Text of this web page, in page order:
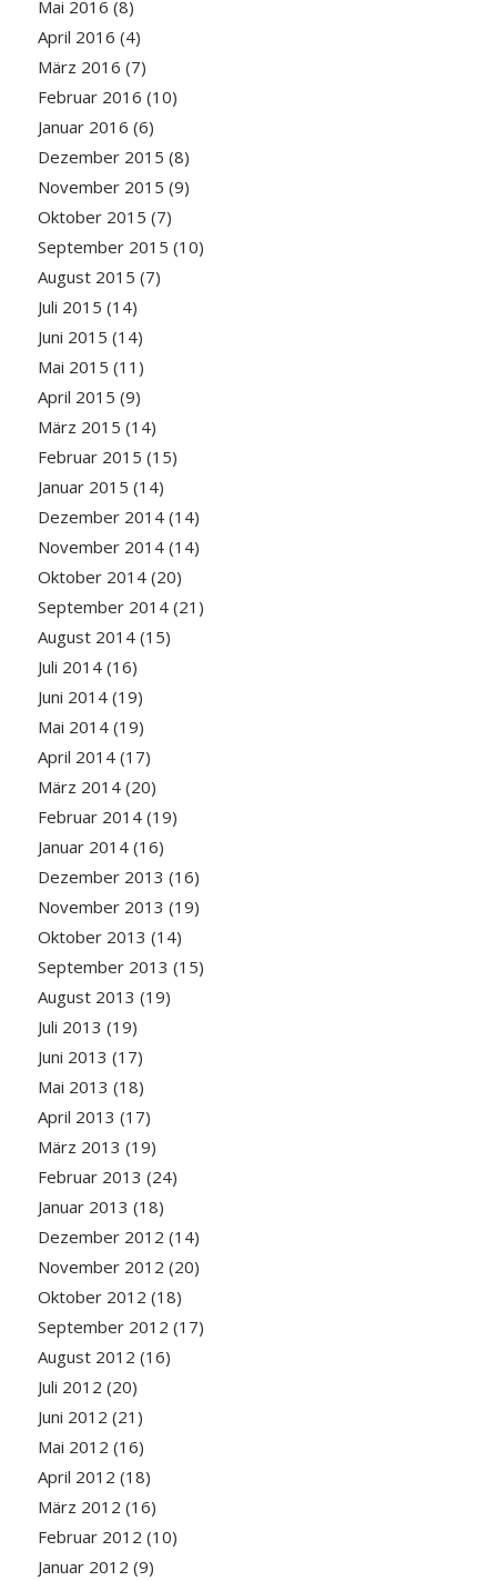
Mai 2016 (8)
April 2016 (4)
März 2016 (7)
Februar 2016 (10)
Januar 2016 (6)
Dezember 2015 (8)
November 2015 (9)
Oktober 2015 (7)
September 2015 (10)
August 2015 (7)
Juli 2015 (14)
Juni 2015 (14)
Mai 2015 (11)
April 2015 (9)
März 2015 (14)
Februar 2015 (15)
Januar 2015 (14)
Dezember 2014(14)
November 2014(14)
Oktober 2014(20)
September 2014(21)
August 2014(15)
Juli 2014(16)
Juni 2014(19)
Mai 2014(19)
April 2014(17)
März 2014(20)
Februar 2014(19)
Januar 2014(16)
Dezember 2013 (16)
November 2013 (19)
Oktober 2013 (14)
September 2013 (15)
August 2013 (19)
Juli 2013 (19)
Juni 2013 (17)
Mai 2013 (18)
April 2013 (17)
März 2013 (19)
Februar 2013 (24)
Januar 2013 (18)
Dezember 2012 (14)
November 2012 (20)
Oktober 2012 (18)
September 2012 (17)
August 2012 (16)
Juli 2012 (20)
Juni 2012 (21)
Mai 2012 (16)
April 2012 (18)
März 2012 (16)
Februar 2012 (10)
Januar 2012 (9)